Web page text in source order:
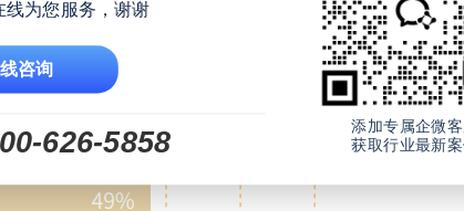
客户反馈管理和客户数据这样的功能可以深入挖掘客
线为您服务，谢谢
咨询
626-5858
添加专属企微
获取行业最新案